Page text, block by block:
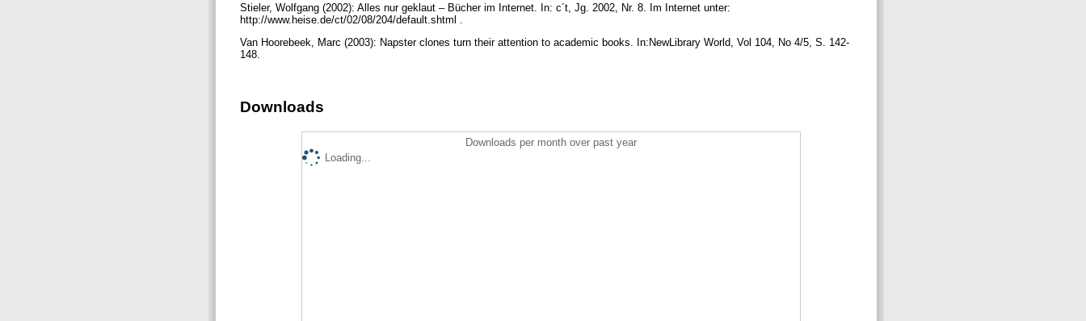
Stieler, Wolfgang (2002): Alles nur geklaut – Bücher im Internet. In: c´t, Jg. 2002, Nr. 8. Im Internet unter:
http://www.heise.de/ct/02/08/204/default.shtml .
Van Hoorebeek, Marc (2003): Napster clones turn their attention to academic books. In:NewLibrary World, Vol 104, No 4/5, S. 142-
148.
Downloads
Downloads per month over past year
Loading...